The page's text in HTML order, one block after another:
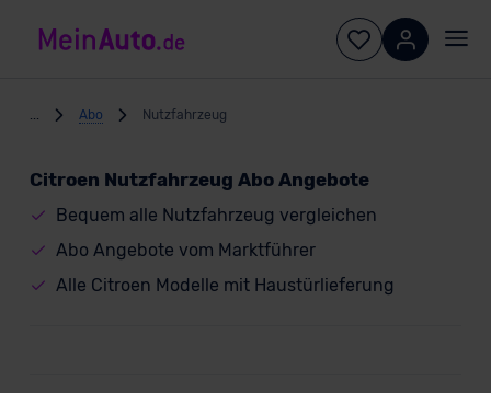
Abo Nutzfahrzeug
Citroen Nutzfahrzeug Abo Angebote
Bequem alle Nutzfahrzeug vergleichen
Abo Angebote vom Marktführer
Alle Citroen Modelle mit Haustürlieferung